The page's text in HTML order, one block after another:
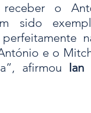
receber o
sido
e o
afirmou Ian